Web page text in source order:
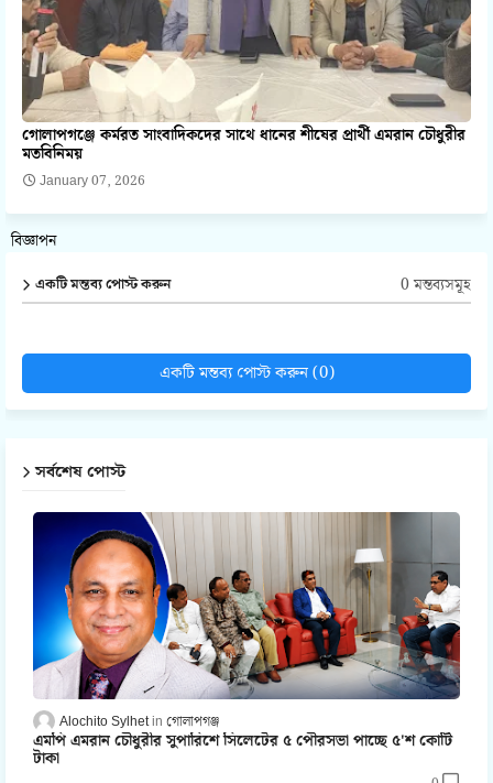
গোলাপগঞ্জে কর্মরত সাংবাদিকদের সাথে ধানের শীষের প্রার্থী এমরান চৌধুরীর
মতবিনিময়
January 07, 2026
বিজ্ঞাপন
একটি মন্তব্য পোস্ট করুন 0 মন্তব্যসমূহ
একটি মন্তব্য পোস্ট করুন (0)
সর্বশেষ পোস্ট
Alochito Sylhet গোলাপগঞ্জ
এমপি এমরান চৌধুরীর সুপারিশে সিলেটের ৫ পৌরসভা পাচ্ছে ৫'শ কোটি
টাকা